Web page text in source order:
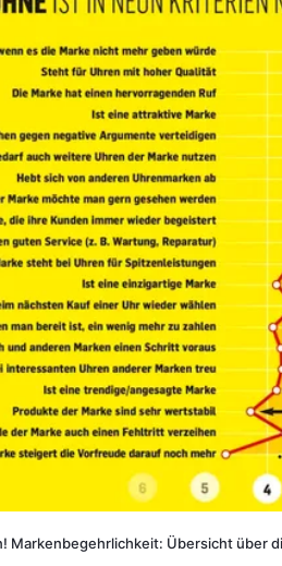
Markenbegehrlichkeit: Übersicht über